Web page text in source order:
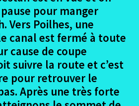
le
enfant
pour manger
Vers Poilhes, une
canal est fermé à toute
cause de coupe
suivre la route et c’est
pour retrouver le
Après une très forte